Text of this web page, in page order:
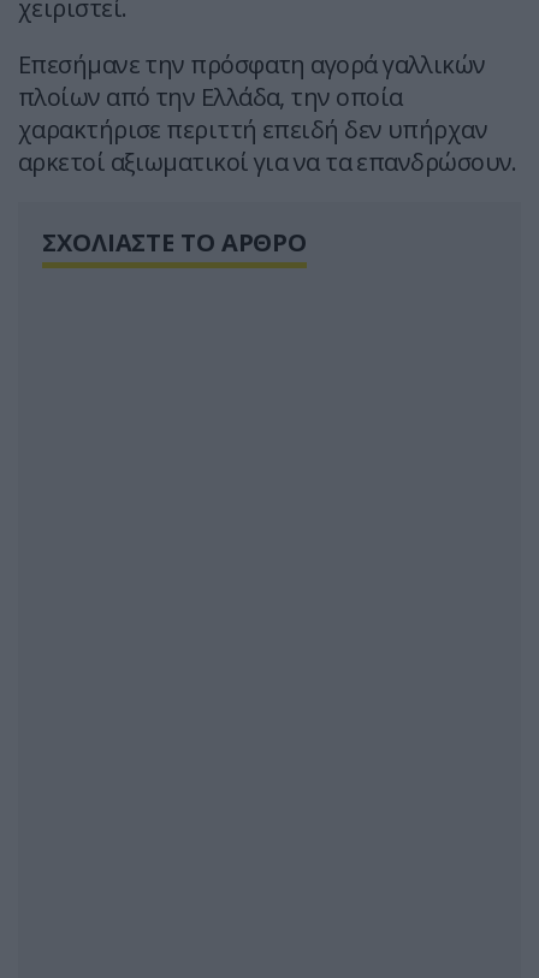
χειριστεί.
Επεσήμανε την πρόσφατη αγορά γαλλικών
πλοίων από την Ελλάδα, την οποία
χαρακτήρισε περιττή επειδή δεν υπήρχαν
αρκετοί αξιωματικοί για να τα επανδρώσουν.
ΣΧΟΛΙΑΣΤΕ ΤΟ ΑΡΘΡΟ